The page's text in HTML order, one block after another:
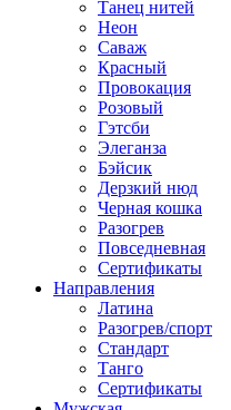
Танец нитей
Неон
Саваж
Красный
Провокация
Розовый
Гэтсби
Элеганза
Бэйсик
Дерзкий нюд
Черная кошка
Разогрев
Повседневная
Сертификаты
Направления
Латина
Разогрев/спорт
Стандарт
Танго
Сертификаты